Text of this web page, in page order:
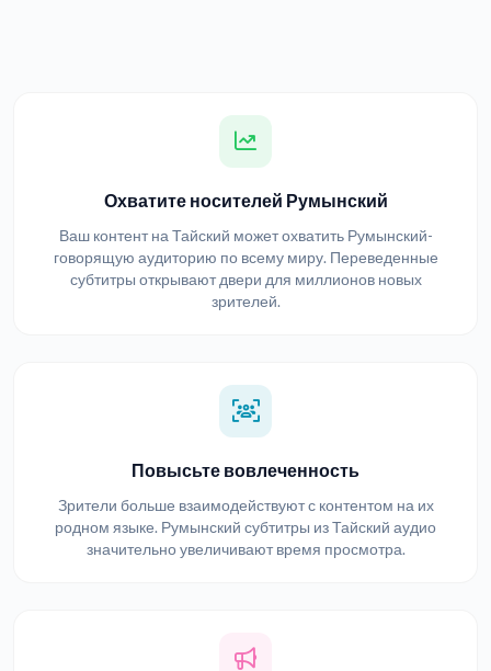
Охватите носителей Румынский
Ваш контент на Тайский может охватить Румынский-
говорящую аудиторию по всему миру. Переведенные
субтитры открывают двери для миллионов новых
зрителей.
Повысьте вовлеченность
Зрители больше взаимодействуют с контентом на их
родном языке. Румынский субтитры из Тайский аудио
значительно увеличивают время просмотра.